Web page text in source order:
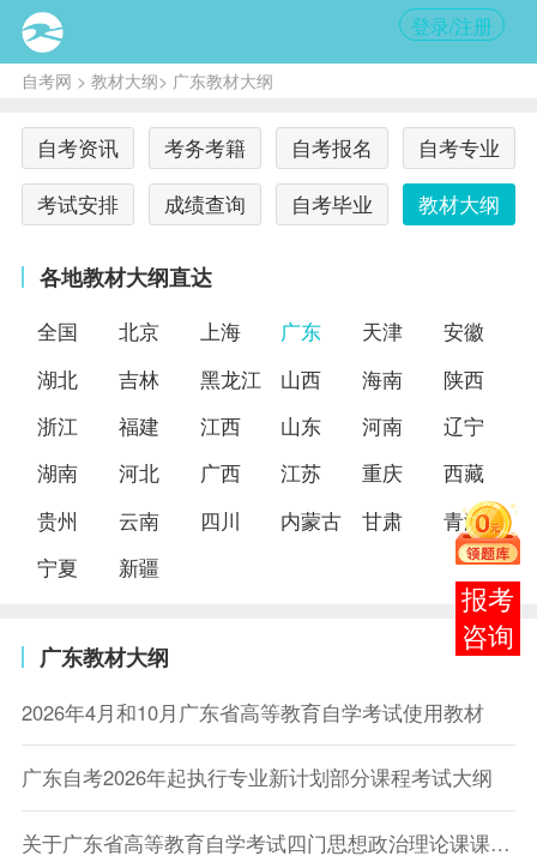
登录/注册
自考网 > 教材大纲> 广东教材大纲
自考资讯 考务考籍 自考报名
自考专业
考试安排
成绩查询 自考毕业 教材大纲
各地教材大纲直达
全国 北京 上海 广东 天津
安徽
湖北
吉林 黑龙江 山西 海南
陕西
浙江
福建 江西 山东 河南
辽宁
湖南
河北 广西 江苏 重庆
西藏
贵州
云南 四川 内蒙古 甘肃
青海
宁夏
新疆
广东教材大纲
2026年4月和10月广东省高等教育自学考试使用教材
广东自考2026年起执行专业新计划部分课程考试大纲
关于广东省高等教育自学考试四门思想政治理论课课程考试大纲的通告
在线
客服